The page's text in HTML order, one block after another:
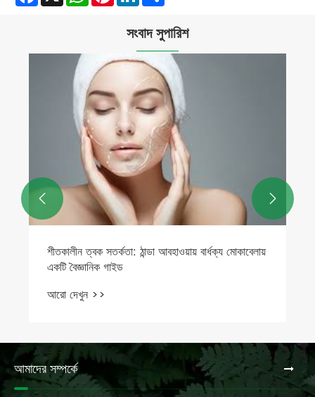
সংবাদ সুপারিশ
সিনলোটিক বায়োটেক বাকুচিওল উন্মোচন করেছে: নেক্সট-জেন,
টেকসই রেটিনল বিকল্প
আরো দেখুন >>
 
আমাদের সম্পর্কে